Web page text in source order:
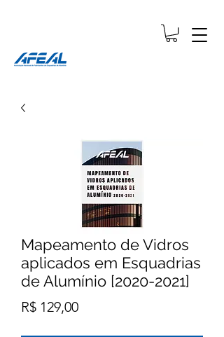
Mapeamento de Vidros
aplicados em Esquadrias
de Alumínio [2020-2021]
R$ 129,00Preço